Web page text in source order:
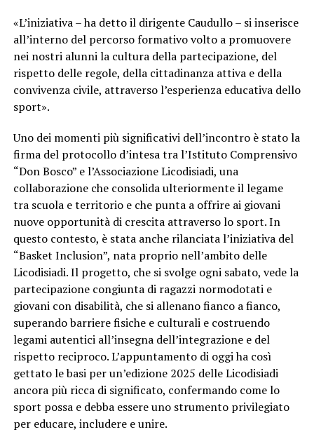
«L’iniziativa – ha detto il dirigente Caudullo – si inserisce
all’interno del percorso formativo volto a promuovere
nei nostri alunni la cultura della partecipazione, del
rispetto delle regole, della cittadinanza attiva e della
convivenza civile, attraverso l’esperienza educativa dello
sport».
Uno dei momenti più significativi dell’incontro è stato la
firma del protocollo d’intesa tra l’Istituto Comprensivo
“Don Bosco” e l’Associazione Licodisiadi, una
collaborazione che consolida ulteriormente il legame
tra scuola e territorio e che punta a offrire ai giovani
nuove opportunità di crescita attraverso lo sport. In
questo contesto, è stata anche rilanciata l’iniziativa del
“Basket Inclusion”, nata proprio nell’ambito delle
Licodisiadi. Il progetto, che si svolge ogni sabato, vede la
partecipazione congiunta di ragazzi normodotati e
giovani con disabilità, che si allenano fianco a fianco,
superando barriere fisiche e culturali e costruendo
legami autentici all’insegna dell’integrazione e del
rispetto reciproco. L’appuntamento di oggi ha così
gettato le basi per un’edizione 2025 delle Licodisiadi
ancora più ricca di significato, confermando come lo
sport possa e debba essere uno strumento privilegiato
per educare, includere e unire.